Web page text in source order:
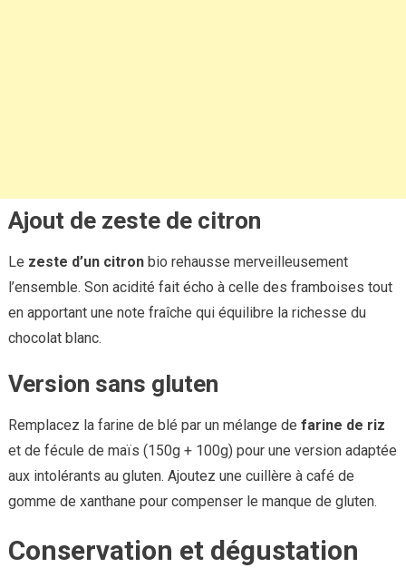
Ajout de zeste de citron
Le zeste d’un citronbio rehausse merveilleusement
l’ensemble. Son acidité fait écho à celle des framboises tout
en apportant une note fraîche qui équilibre la richesse du
chocolat blanc.
Version sans gluten
Remplacez la farine de blé par un mélange de farine de riz
et de fécule de maïs (150g + 100g) pour une version adaptée
aux intolérants au gluten. Ajoutez une cuillère à café de
gomme de xanthane pour compenser le manque de gluten.
Conservation et dégustation